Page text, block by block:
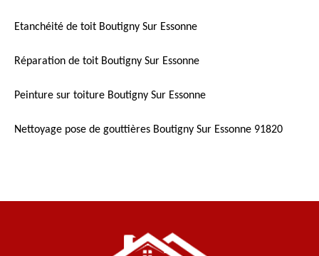
Etanchéité de toit Boutigny Sur Essonne
Réparation de toit Boutigny Sur Essonne
Peinture sur toiture Boutigny Sur Essonne
Nettoyage pose de gouttières Boutigny Sur Essonne 91820